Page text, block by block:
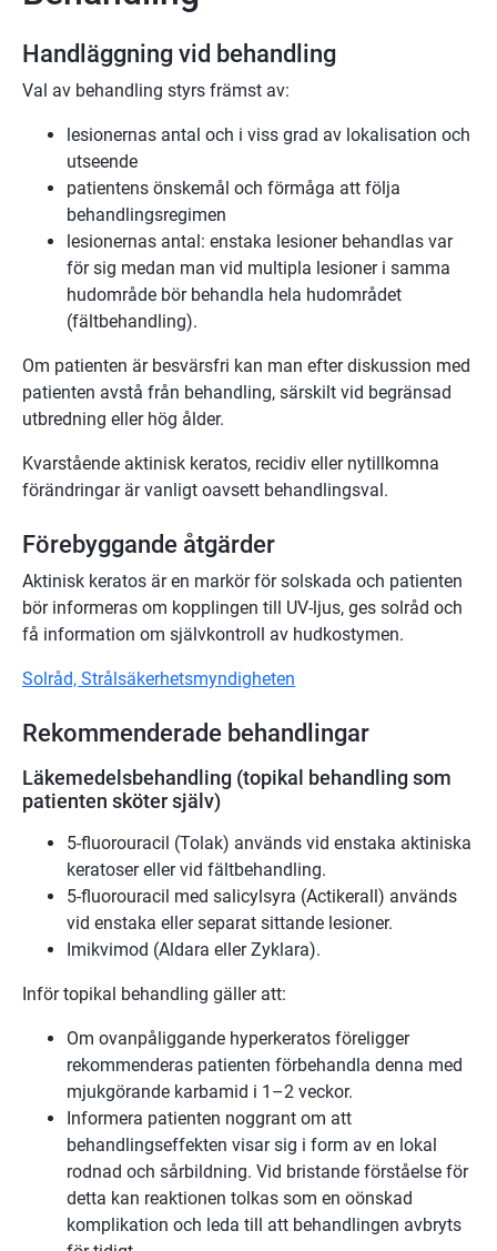
Handläggning vid behandling
Val av behandling styrs främst av:
lesionernas antal och i viss grad av lokalisation och
utseende
patientens önskemål och förmåga att följa
behandlingsregimen
lesionernas antal: enstaka lesioner behandlas var
för sig medan man vid multipla lesioner i samma
hudområde bör behandla hela hudområdet
(fältbehandling).
Om patienten är besvärsfri kan man efter diskussion med
patienten avstå från behandling, särskilt vid begränsad
utbredning eller hög ålder.
Kvarstående aktinisk keratos, recidiv eller nytillkomna
förändringar är vanligt oavsett behandlingsval.
Förebyggande åtgärder
Aktinisk keratos är en markör för solskada och patienten
bör informeras om kopplingen till UV-ljus, ges solråd och
få information om självkontroll av hudkostymen.
Solråd, Strålsäkerhetsmyndigheten
Rekommenderade behandlingar
Läkemedelsbehandling (topikal behandling som
patienten sköter själv)
5-fluorouracil (Tolak) används vid enstaka aktiniska
keratoser eller vid fältbehandling.
5-fluorouracil med salicylsyra (Actikerall) används
vid enstaka eller separat sittande lesioner.
Imikvimod (Aldara eller Zyklara).
Inför topikal behandling gäller att:
Om ovanpåliggande hyperkeratos föreligger
rekommenderas patienten förbehandla denna med
mjukgörande karbamid i 1–2 veckor.
Informera patienten noggrant om att
behandlingseffekten visar sig i form av en lokal
rodnad och sårbildning. Vid bristande förståelse för
detta kan reaktionen tolkas som en oönskad
komplikation och leda till att behandlingen avbryts